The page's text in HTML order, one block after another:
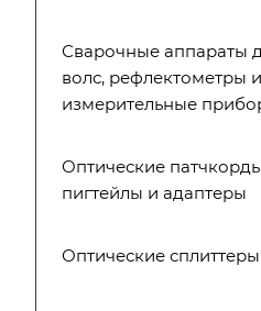
Сварочные аппараты
волс, рефлектометры и
измерительные
Оптические
пигтейлы и адаптеры
Оптические сплиттеры